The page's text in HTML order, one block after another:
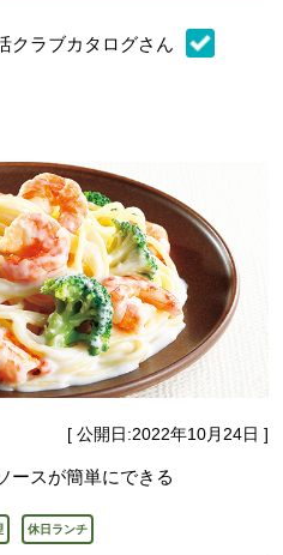
クラブカタログさん
[ 公開日:2022年10月24日 ]
ースが簡単にできる
休日ランチ